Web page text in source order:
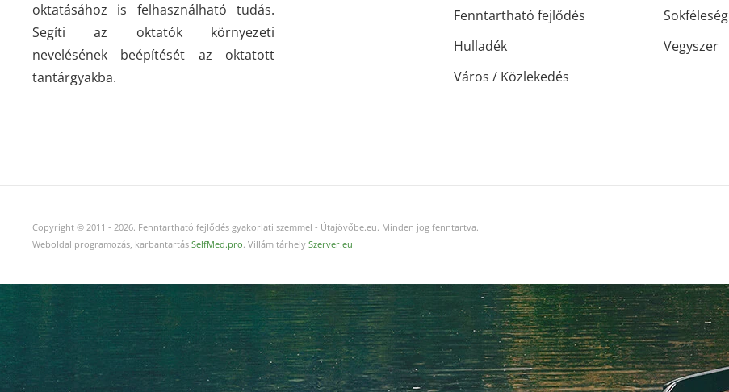
oktatásához is felhasználható tudás.
Segíti az oktatók környezeti
nevelésének beépítését az oktatott
tantárgyakba.
Fenntartható fejlődés
Hulladék
Város / Közlekedés
Sokféleség
Vegyszer
Copyright © 2011 - 2026. Fenntartható fejlődés gyakorlati szemmel - Útajövőbe.eu. Minden jog fenntartva.
Weboldal programozás, karbantartás SelfMed.pro. Villám tárhely Szerver.eu